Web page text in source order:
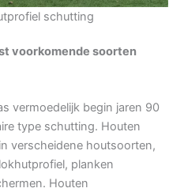
schutting
voorkomende soorten
vermoedelijk begin jaren 90
type schutting. Houten
verscheidene houtsoorten,
planken
Houten